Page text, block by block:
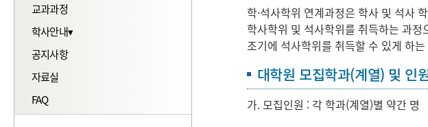
IMBA
Evening MBA▾
Global Business MBA▾
Business Finance MBA▾
공지사항
교과과정
학사안내▾
공지사항
자료실
FAQ
학·석사학위 연계과정은 학사 및 석사
학사학위 및 석사학위를 취득하는 과
조기에 석사학위를 취득할 수 있게 하
대학원 모집학과(계열) 및 인
가. 모집인원 : 각 학과(계열)별 약간 명